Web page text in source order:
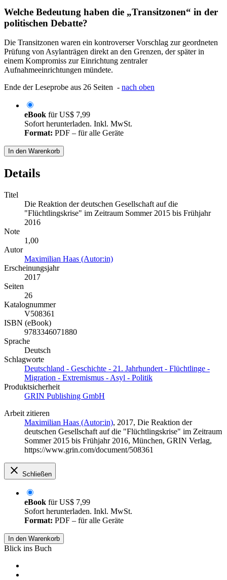
Welche Bedeutung haben die „Transitzonen“ in der
politischen Debatte?
Die Transitzonen waren ein kontroverser Vorschlag zur geordneten
Prüfung von Asylanträgen direkt an den Grenzen, der später in
einem Kompromiss zur Einrichtung zentraler
Aufnahmeeinrichtungen mündete.
Ende der Leseprobe aus 26 Seiten - nach oben
eBook fürUS$ 7,99
Sofort herunterladen. Inkl. MwSt.
Format: PDF – für alle Geräte
In den Warenkorb
Details
Titel
Die Reaktion der deutschen Gesellschaft auf die
"Flüchtlingskrise" im Zeitraum Sommer 2015 bis Frühjahr
2016
Note
1,00
Autor
Maximilian Haas (Autor:in)
Erscheinungsjahr
2017
Seiten
26
Katalognummer
V508361
ISBN (eBook)
9783346071880
Sprache
Deutsch
Schlagworte
Deutschland - Geschichte - 21. Jahrhundert - Flüchtlinge -
Migration - Extremismus - Asyl - Politik
Produktsicherheit
GRIN Publishing GmbH
Arbeit zitieren
Maximilian Haas (Autor:in), 2017, Die Reaktion der
deutschen Gesellschaft auf die "Flüchtlingskrise" im Zeitraum
Sommer 2015 bis Frühjahr 2016, München, GRIN Verlag,
https://www.grin.com/document/508361
Schließen
eBook fürUS$ 7,99
Sofort herunterladen. Inkl. MwSt.
Format: PDF – für alle Geräte
In den Warenkorb
Blick ins Buch